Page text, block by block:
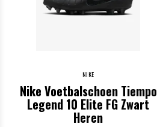
NIKE
Nike Voetbalschoen Tiempo
Legend 10 Elite FG Zwart
Heren